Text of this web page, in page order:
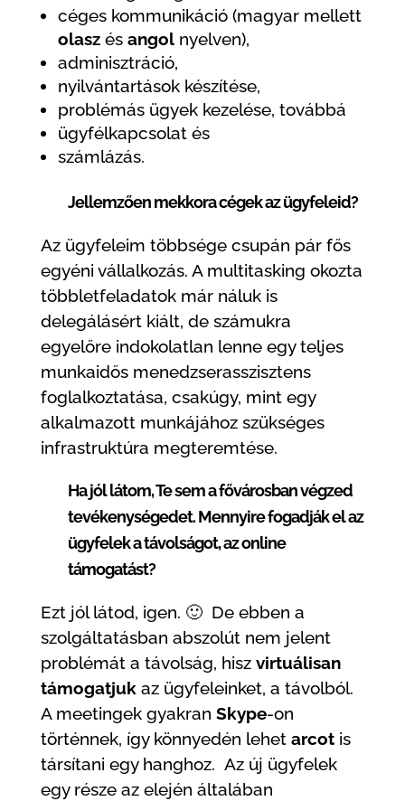
céges kommunikáció (magyar mellett
olaszés angolnyelven),
adminisztráció,
nyilvántartások készítése,
problémás ügyek kezelése, továbbá
ügyfélkapcsolat és
számlázás.
Jellemzően mekkora cégek az ügyfeleid?
Az ügyfeleim többsége csupán pár fős
egyéni vállalkozás. A multitasking okozta
többletfeladatok már náluk is
delegálásért kiált, de számukra
egyelőre indokolatlan lenne egy teljes
munkaidős menedzserasszisztens
foglalkoztatása, csakúgy, mint egy
alkalmazott munkájához szükséges
infrastruktúra megteremtése.
Ha jól látom, Te sem a fővárosban végzed
tevékenységedet. Mennyire fogadják el az
ügyfelek a távolságot, az online
támogatást?
Ezt jól látod, igen. 🙂 De ebben a
szolgáltatásban abszolút nem jelent
problémát a távolság, hisz virtuálisan
támogatjukaz ügyfeleinket, a távolból.
A meetingek gyakran Skype-on
történnek, így könnyedén lehet arcotis
társítani egy hanghoz. Az új ügyfelek
egy része az elején általában